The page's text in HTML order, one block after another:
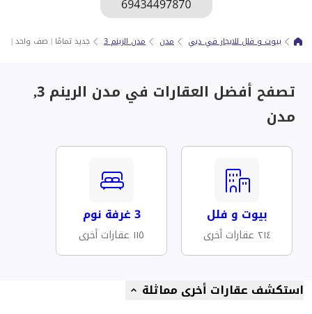
بيوت و فلل للايجار في دبي مدن مدن الرينم 3 جديد تمامًا | صف واحد |
تصفح أفضل العقارات في مدن الرينم 3,
مدن
بيوت و فلل
٢١٤ عقارات أخرى
3 غرفة نوم
١١٥ عقارات أخرى
استكشف عقارات أخرى مماثلة